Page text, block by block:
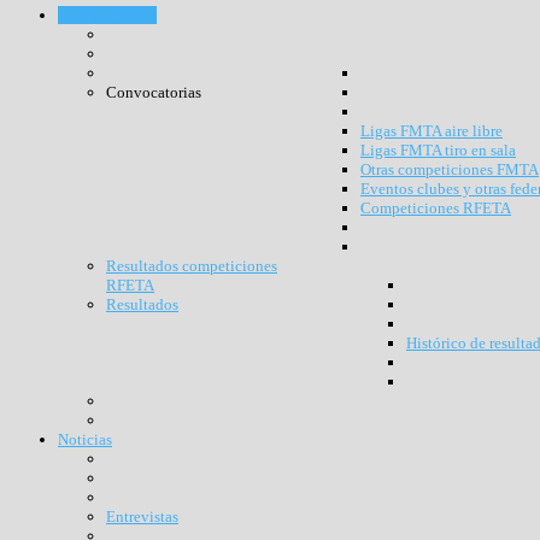
Convocatorias
Ligas FMTA aire libre
Ligas FMTA tiro en sala
Otras competiciones FMTA
Eventos clubes y otras
Competiciones RFETA
Resultados competiciones
RFETA
Resultados
Histórico de
Noticias
Entrevistas